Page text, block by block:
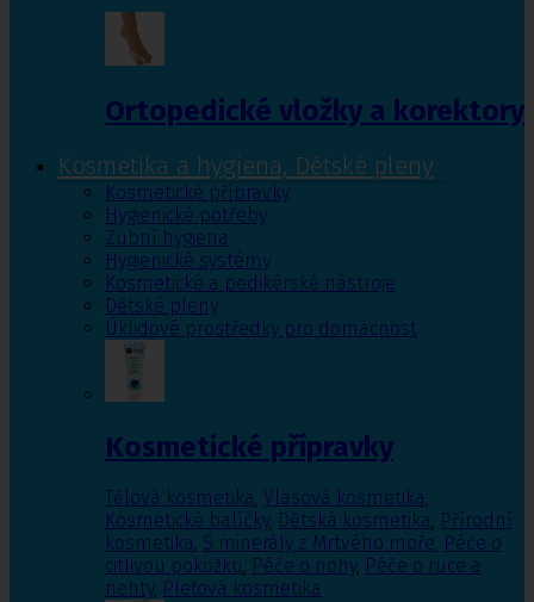
Ortopedické vložky a korektory
Kosmetika a hygiena, Dětské pleny
Kosmetické přípravky
Hygienické potřeby
Zubní hygiena
Hygienické systémy
Kosmetické a pedikérské nástroje
Dětské pleny
Úklidové prostředky pro domácnost
Kosmetické přípravky
Tělová kosmetika, Vlasová kosmetika,
Kosmetické balíčky, Dětská kosmetika, Přírodní
kosmetika, S minerály z Mrtvého moře, Péče o
citlivou pokožku, Péče o nohy, Péče o ruce a
nehty, Pleťová kosmetika